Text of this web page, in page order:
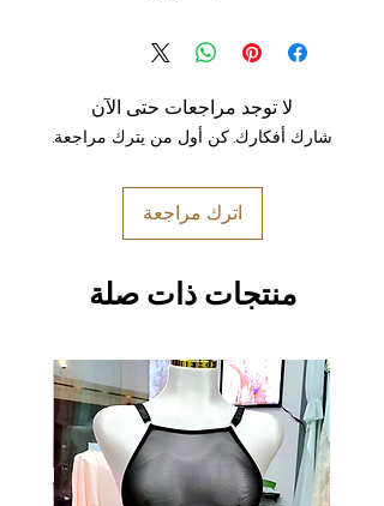
لا توجد مراجعات حتى الآن
شارك أفكارك. كن أول من يترك مراجعة.
اترك مراجعة
منتجات ذات صلة